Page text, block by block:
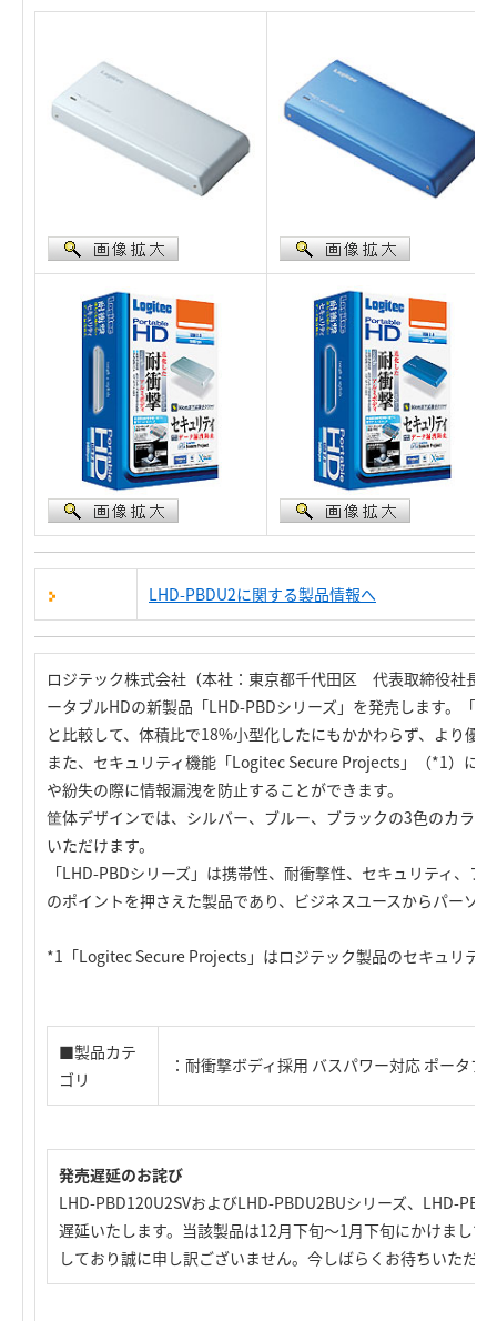
LHD-PBDU2に関する製品情報へ
ロジテック株式会社（本社：東京都千代田区 代表取締役社長
ータブルHDの新製品「LHD-PBDシリーズ」を発売します。「
と比較して、体積比で18%小型化したにもかかわらず、より優
また、セキュリティ機能「Logitec Secure Projects」（*1）に
や紛失の際に情報漏洩を防止することができます。
筐体デザインでは、シルバー、ブルー、ブラックの3色のカラ
いただけます。
「LHD-PBDシリーズ」は携帯性、耐衝撃性、セキュリティ、
のポイントを押さえた製品であり、ビジネスユースからパーソ
*1「Logitec Secure Projects」はロジテック製品のセキュリテ
■製品カテ
ゴリ
：耐衝撃ボディ採用 バスパワー対応 ポータ
発売遅延のお詫び
LHD-PBD120U2SVおよびLHD-PBDU2BUシリーズ、LHD-
遅延いたします。当該製品は12月下旬～1月下旬にかけまし
しており誠に申し訳ございません。今しばらくお待ちいただ